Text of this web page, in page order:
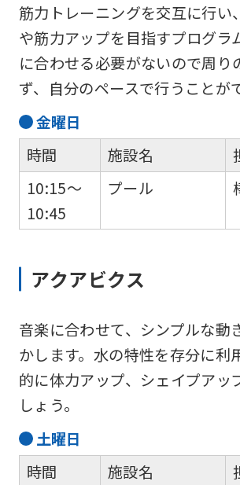
筋力トレーニングを交互に行い
や筋力アップを目指すプログラ
に合わせる必要がないので周り
ず、自分のペースで行うことが
金曜日
時間
10:15～
10:45
施設名
プール
アクアビクス
音楽に合わせて、シンプルな動
かします。水の特性を存分に利
的に体力アップ、シェイプアッ
しょう。
土曜日
時間
施設名
The
may
differ
the
content.
this
before